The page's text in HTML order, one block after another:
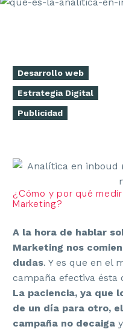
Desarrollo web
Estrategia Digital
Publicidad
¿Cómo y por qué
Marketing?
A la hora de hablar
Marketing nos
dudas. Y es que en el
campaña efectiva ésta
La paciencia, ya que
de un día para otro,
campaña no decaiga